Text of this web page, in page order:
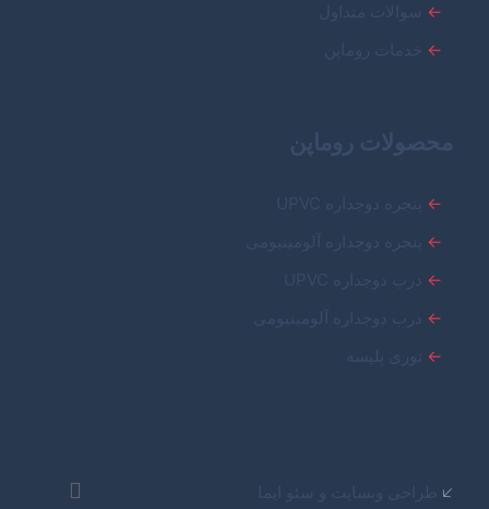
← سوالات متداول
← خدمات روماپن
محصولات روماپن
← پنجره دوجداره UPVC
← پنجره دوجداره آلومینیومی
← درب دوجداره UPVC
← درب دوجداره آلومینیومی
← توری پلیسه
🡧 طراحی وبسایت و سئو ایما